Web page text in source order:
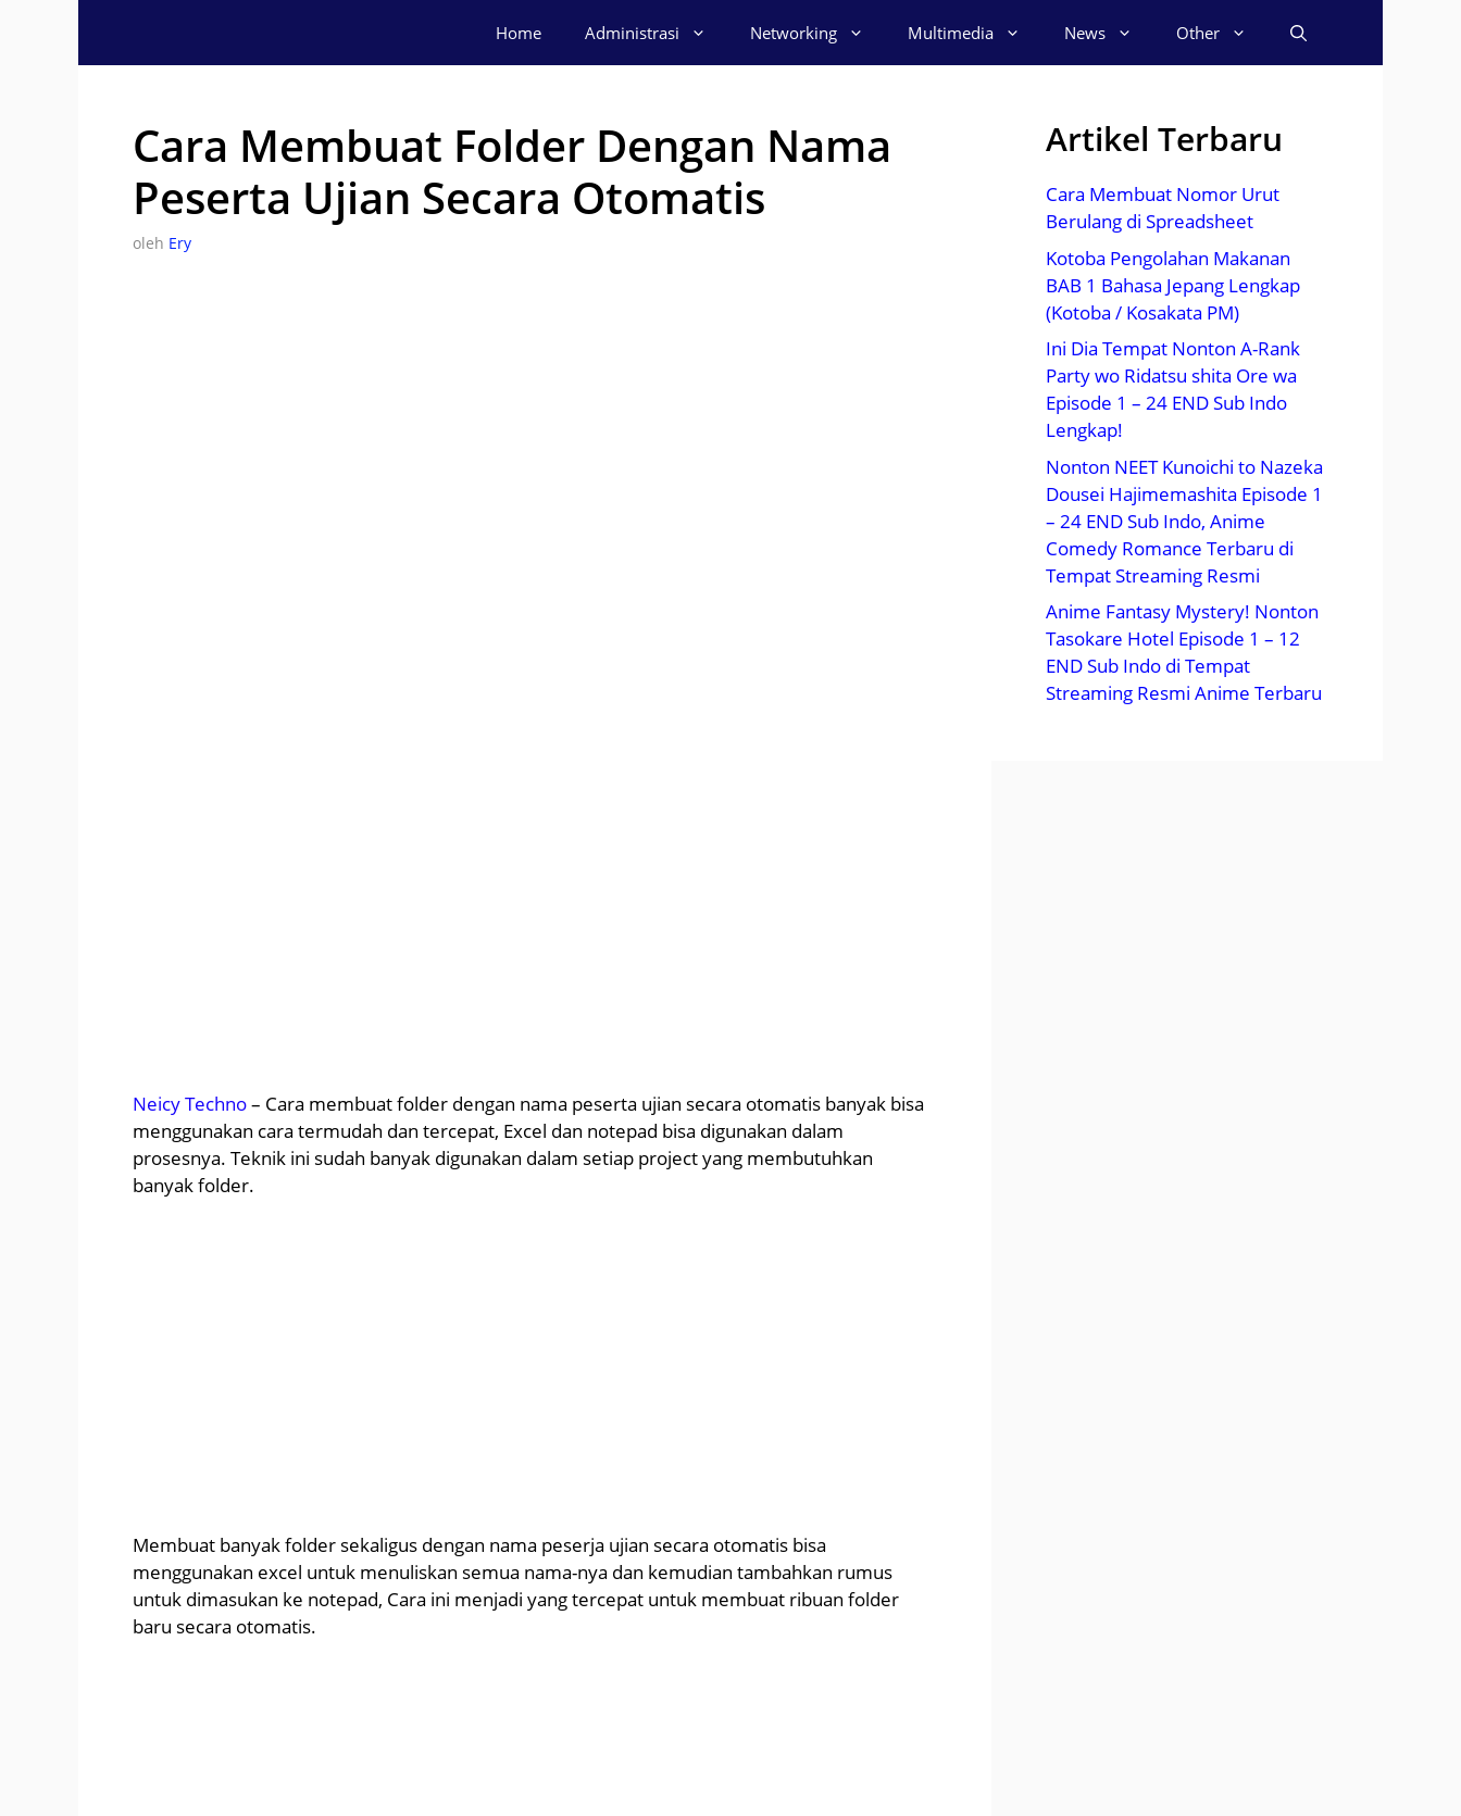
Home Administrasi Networking Multimedia News Other
Cara Membuat Folder Dengan Nama
Peserta Ujian Secara Otomatis
oleh Ery
Neicy Techno– Cara membuat folder dengan nama peserta ujian secara otomatis banyak bisa
menggunakan cara termudah dan tercepat, Excel dan notepad bisa digunakan dalam
prosesnya. Teknik ini sudah banyak digunakan dalam setiap project yang membutuhkan
banyak folder.
Membuat banyak folder sekaligus dengan nama peserja ujian secara otomatis bisa
menggunakan excel untuk menuliskan semua nama-nya dan kemudian tambahkan rumus
untuk dimasukan ke notepad, Cara ini menjadi yang tercepat untuk membuat ribuan folder
baru secara otomatis.
Artikel Terbaru
Cara Membuat Nomor Urut
Berulang di Spreadsheet
Kotoba Pengolahan Makanan
BAB 1 Bahasa Jepang Lengkap
(Kotoba / Kosakata PM)
Ini Dia Tempat Nonton A-Rank
Party wo Ridatsu shita Ore wa
Episode 1 – 24 END Sub Indo
Lengkap!
Nonton NEET Kunoichi to Nazeka
Dousei Hajimemashita Episode 1
– 24 END Sub Indo, Anime
Comedy Romance Terbaru di
Tempat Streaming Resmi
Anime Fantasy Mystery! Nonton
Tasokare Hotel Episode 1 – 12
END Sub Indo di Tempat
Streaming Resmi Anime Terbaru